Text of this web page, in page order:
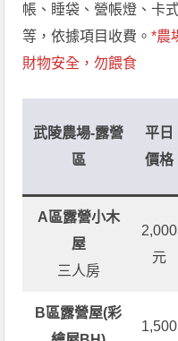
帳、睡袋、營帳燈、卡
等，依據項目收費。*農
財物安全，勿餵食
武陵農場-露營
區
平日
價格
A區露營小木
屋
三人房
2,000
元
B區露營屋(彩
1,500